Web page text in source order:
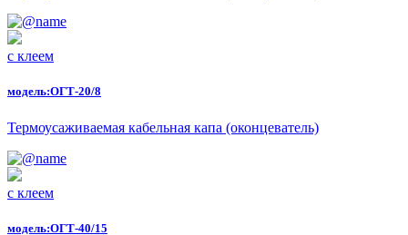
с клеем
модель:ОГТ-20/8
Термоусаживаемая кабельная капа (оконцеватель)
с клеем
модель:ОГТ-40/15